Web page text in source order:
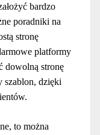
bardzo
poradniki na
stronę
platformy
dowolną stronę
szablon, dzięki
to można